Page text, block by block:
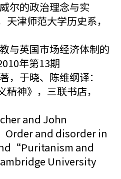
的政治理念与实
津师范大学历史系，
英国市场经济体制的
年第13期
于晓、陈维纲译：
精神》，三联书店，
and John
Order and disorder in
and
University